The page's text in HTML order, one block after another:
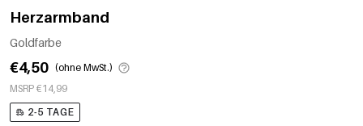
Herzarmband
Goldfarbe
€4,50 (ohne MwSt.)
MSRP €14,99
2-5 TAGE